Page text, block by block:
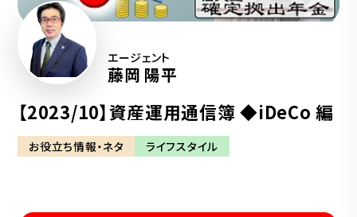
エージェント
藤岡 陽平
【2023/10】資産運用通信簿 ◆iDeCo 編
お役立ち情報・ネタ ライフスタイル